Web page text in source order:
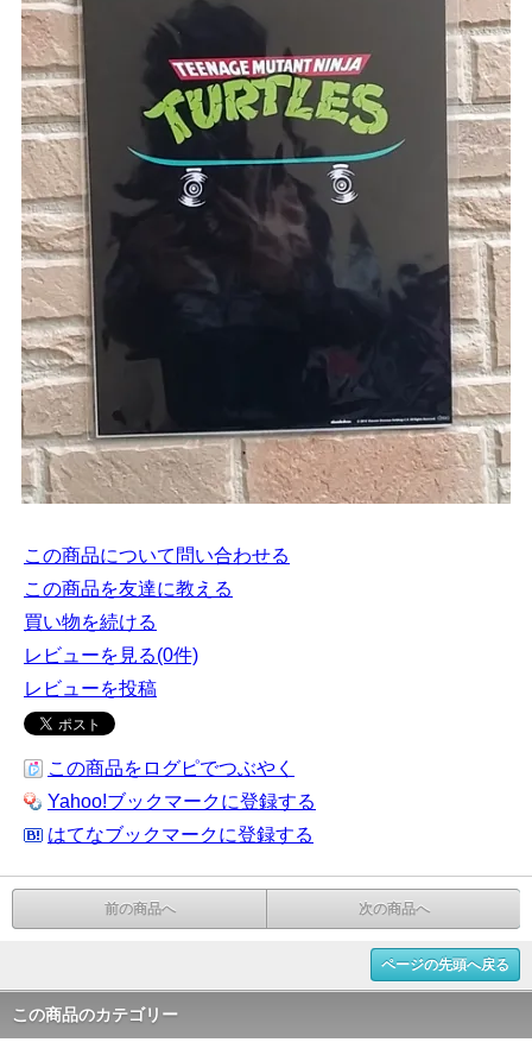
この商品について問い合わせる
この商品を友達に教える
買い物を続ける
レビューを見る(0件)
レビューを投稿
この商品をログピでつぶやく
Yahoo!ブックマークに登録する
はてなブックマークに登録する
前の商品へ 次の商品へ
ページの先頭へ戻る
この商品のカテゴリー